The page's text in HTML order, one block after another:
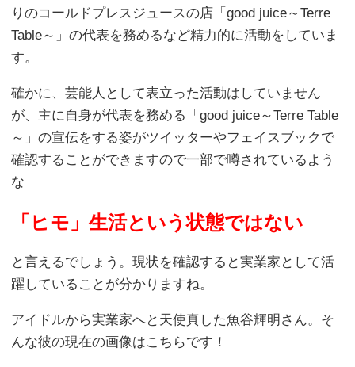
りのコールドプレスジュースの店「good juice～Terre
Table～」の代表を務めるなど精力的に活動をしていま
す。
確かに、芸能人として表立った活動はしていません
が、主に自身が代表を務める「good juice～Terre Table
～」の宣伝をする姿がツイッターやフェイスブックで
確認することができますので一部で噂されているよう
な
「ヒモ」生活という状態ではない
と言えるでしょう。現状を確認すると実業家として活
躍していることが分かりますね。
アイドルから実業家へと天使真した魚谷輝明さん。そ
んな彼の現在の画像はこちらです！